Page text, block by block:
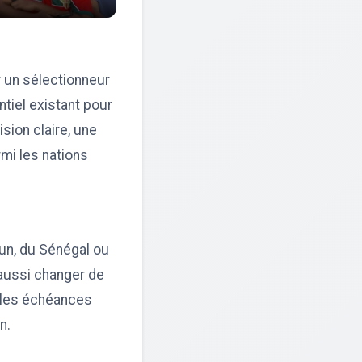
un sélectionneur
existant pour
claire, une
les nations
du Sénégal ou
changer de
échéances